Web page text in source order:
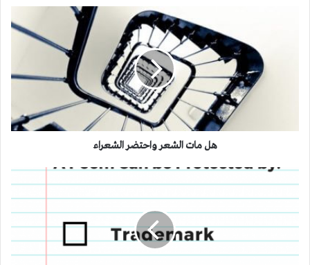
هل مات الشعر واحتضر الشعراء
الاستخدام
العادل
للقصيدة